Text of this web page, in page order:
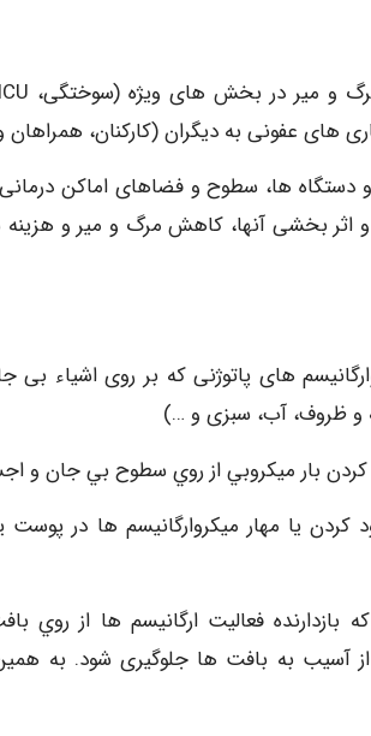
عفونی به دیگران (کارکنان، همراهان و
دستگاه ها، سطوح و فضاهای اماکن
اثر بخشی آنها، کاهش مرگ و میر و هزینه
های پاتوژنی که بر روی اشیاء بی
و ظروف، آب، سبزی و …)
بار ميكروبي از روي سطوح بي جان و
کردن یا مهار میکروارگانیسم ها در
بازدارنده فعاليت ارگانيسم ها از
از آسیب به بافت ها جلوگیری شود. به